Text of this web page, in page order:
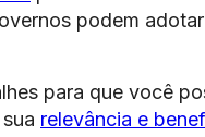
podem
para que você
relevância e